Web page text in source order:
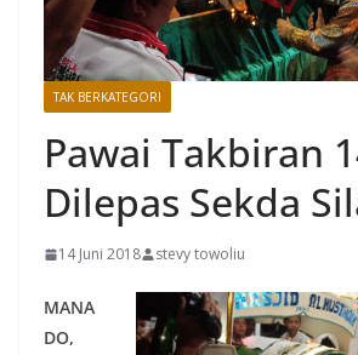
TAK BERKATEGORI
Pawai Takbiran
Dilepas Sekda
14 Juni 2018 stevy towoliu
MANA
DO,